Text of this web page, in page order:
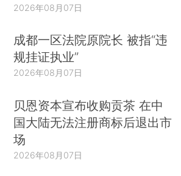
2026年08月07日
成都一区法院原院长 被指“违
规挂证执业”
2026年08月07日
贝恩资本宣布收购贡茶 在中
国大陆无法注册商标后退出市
场
2026年08月07日